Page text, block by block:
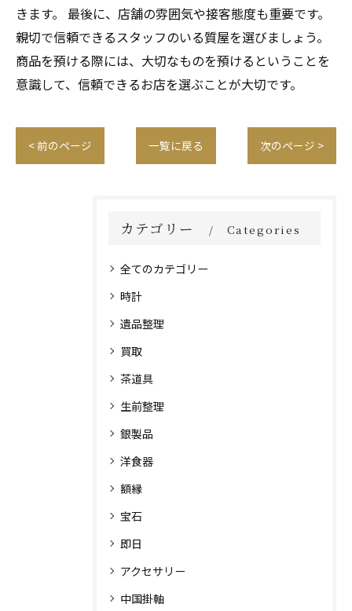
きます。 最後に、店舗の雰囲気や接客態度も重要です。
親切で信頼できるスタッフのいる質屋を選びましょう。
商品を預ける際には、大切なものを預けるということを
意識して、信頼できるお店を選ぶことが大切です。
< 前のページ 一覧に戻る 次のページ >
カテゴリー Categories
全てのカテゴリー
時計
遺品整理
買取
茶道具
生前整理
銀製品
洋食器
額縁
宝石
即日
アクセサリー
中国掛軸